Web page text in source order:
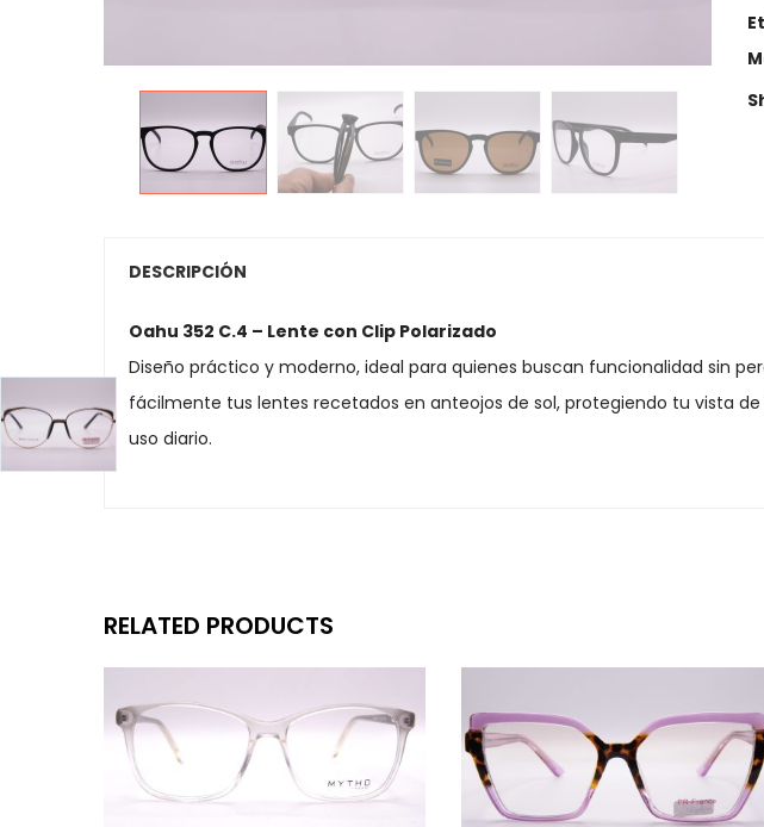
DESCRIPCIÓN
Oahu 352 C.4 – Lente con Clip Polarizado
Diseño práctico y moderno, ideal para quienes buscan funcionalidad sin
fácilmente tus lentes recetados en anteojos de sol, protegiendo tu vista
uso diario.
RELATED PRODUCTS